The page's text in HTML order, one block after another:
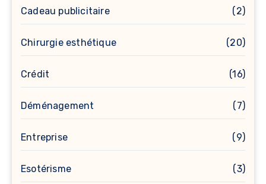
Cadeau publicitaire (2)
Chirurgie esthétique (20)
Crédit (16)
Déménagement (7)
Entreprise (9)
Esotérisme (3)